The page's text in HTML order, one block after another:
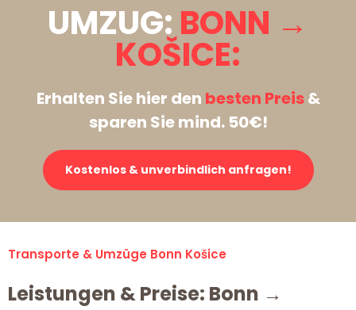
UMZUG:BONN →
KOŠICE:
Erhalten Sie hier den besten Preis&
sparen Sie mind. 50€!
Kostenlos & unverbindlich anfragen!
Transporte & Umzüge Bonn Košice
Leistungen & Preise: Bonn →